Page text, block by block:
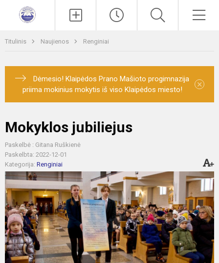
Titulinis Naujienos Renginiai
Dėmesio! Klaipėdos Prano Mašioto progimnazija
priima mokinius mokytis iš viso Klaipėdos miesto!
×
Mokyklos jubiliejus
Paskelbė : Gitana Ruškienė
Paskelbta: 2022-12-01
Kategorija: Renginiai